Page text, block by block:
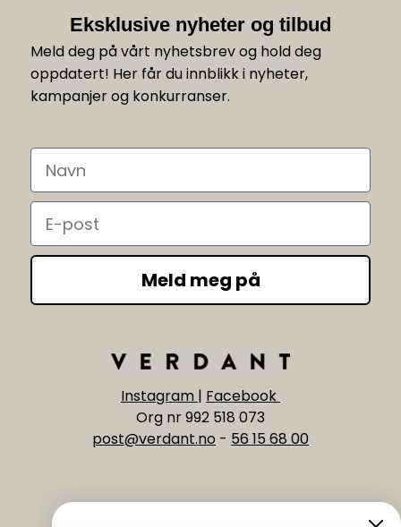
Eksklusive nyheter og tilbud
Meld deg på vårt nyhetsbrev og hold deg
oppdatert! Her får du innblikk i nyheter,
kampanjer og konkurranser.
Navn
Email
Meld meg på
Instagram | Facebook
Org nr 992 518 073
post@verdant.no - 56 15 68 00